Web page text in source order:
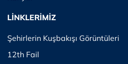
LİNKLERİMİZ
Şehirlerin Kuşbakışı Görüntüleri
12th Fail